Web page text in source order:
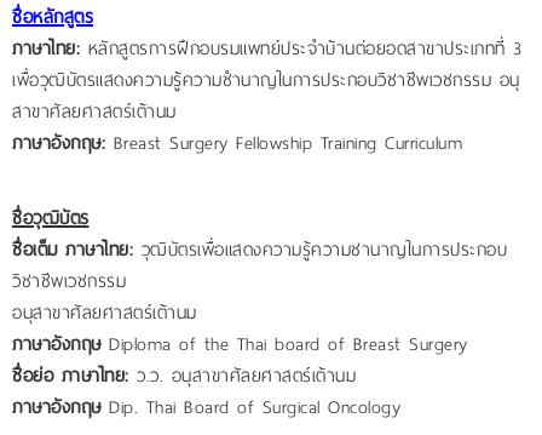
ชื่อหลักสูตร
ภาษาไทย: หลักสูตรการฝึกอบรมแพทย์ประจำบ้านต่อยอดสาขาประเภทที่ 3
เพื่อวุฒิบัตรแสดงความรู้ความชำนาญในการประกอบวิชาชีพเวชกรรม อนุ
สาขาศัลยศาสตร์เต้านม
ภาษาอังกฤษ: Breast Surgery Fellowship Training Curriculum
ชื่อวุฒิบัตร
ชื่อเต็ม ภาษาไทย: วุฒิบัตรเพื่อแสดงความรู้ความชานาญในการประกอบ
วิชาชีพเวชกรรม
อนุสาขาศัลยศาสตร์เต้านม
ภาษาอังกฤษDiploma of the Thai board of Breast Surgery
ชื่อย่อ ภาษาไทย: ว.ว. อนุสาขาศัลยศาสตร์เต้านม
ภาษาอังกฤษDip. Thai Board of Surgical Oncology